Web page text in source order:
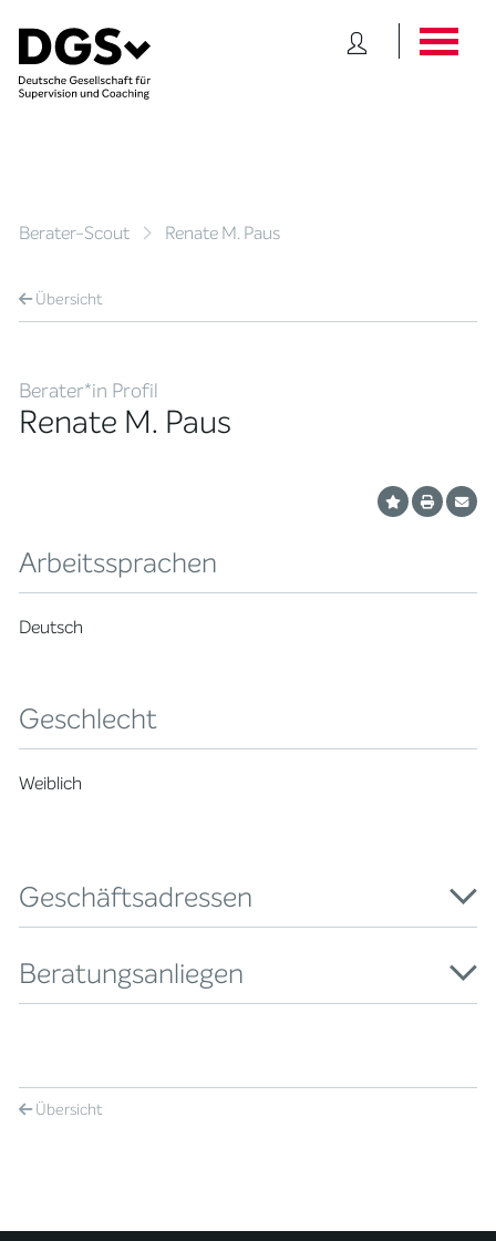
Berater-Scout Renate M. Paus
Übersicht
Berater*in Profil
Renate M. Paus
Arbeitssprachen
Deutsch
Geschlecht
Weiblich
Geschäftsadressen
Beratungsanliegen
Übersicht